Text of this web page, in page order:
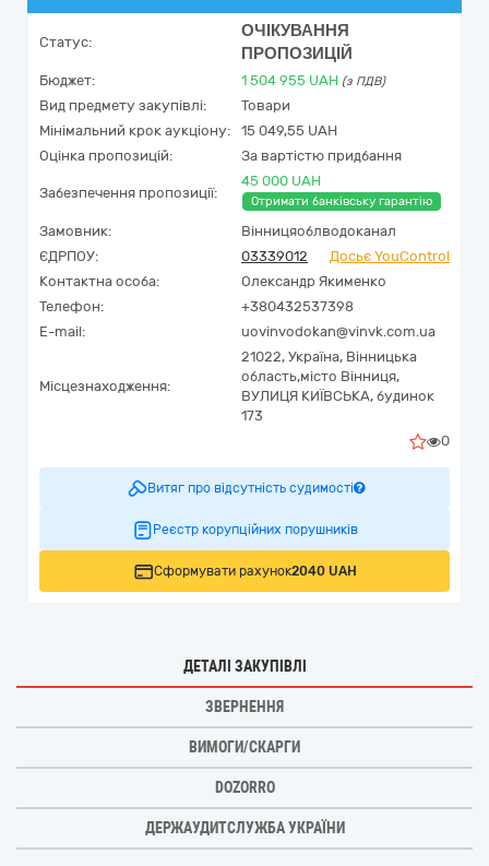
Статус:
ОЧІКУВАННЯ
ПРОПОЗИЦІЙ
Бюджет: 1 504 955 UAH (з ПДВ)
Вид предмету закупівлі:
Товари
Мінімальний крок аукціону:
15 049,55 UAH
Оцінка пропозицій:
За вартістю придбання
Забезпечення пропозиції:
45 000 UAH
Отримати банківську гарантію
Замовник:
Вінницяоблводоканал
ЄДРПОУ:
03339012
Досьє YouControl
Контактна особа:
Олександр Якименко
Телефон:
+380432537398
E-mail:
uovinvodokan@vinvk.com.ua
Місцезнаходження:
21022, Україна, Вінницька
область,місто Вінниця,
ВУЛИЦЯ КИЇВСЬКА, будинок
173
0
Витяг про відсутність судимості
Реєстр корупційних порушників
Сформувати рахунок2040 UAH
ДЕТАЛІ ЗАКУПІВЛІ
ЗВЕРНЕННЯ
ВИМОГИ/СКАРГИ
DOZORRO
ДЕРЖАУДИТСЛУЖБА УКРАЇНИ